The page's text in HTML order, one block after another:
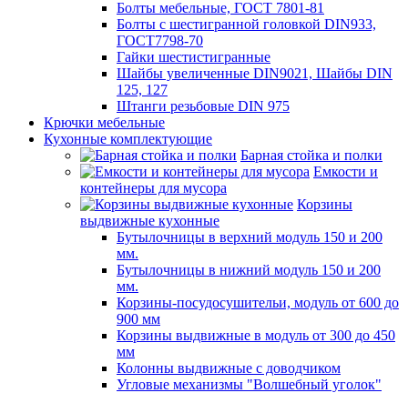
Болты мебельные, ГОСТ 7801-81
Болты с шестигранной головкой DIN933,
ГОСТ7798-70
Гайки шестистигранные
Шайбы увеличенные DIN9021, Шайбы DIN
125, 127
Штанги резьбовые DIN 975
Крючки мебельные
Кухонные комплектующие
Барная стойка и полки
Емкости и
контейнеры для мусора
Корзины
выдвижные кухонные
Бутылочницы в верхний модуль 150 и 200
мм.
Бутылочницы в нижний модуль 150 и 200
мм.
Корзины-посудосушительи, модуль от 600 до
900 мм
Корзины выдвижные в модуль от 300 до 450
мм
Колонны выдвижные с доводчиком
Угловые механизмы "Волшебный уголок"